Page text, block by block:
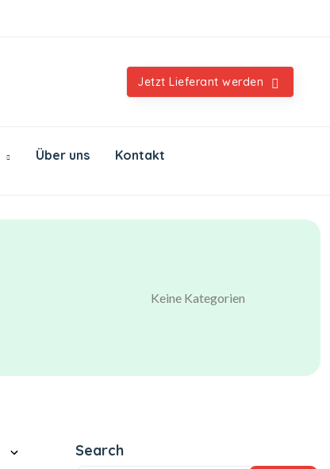
Jetzt Lieferant werden
Über uns Kontakt
Keine Kategorien
Search